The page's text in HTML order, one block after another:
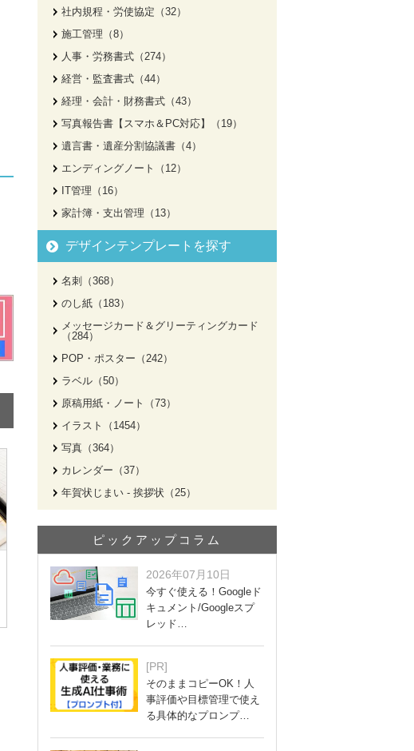
社内規程・労使協定（32）
施工管理（8）
人事・労務書式（274）
経営・監査書式（44）
経理・会計・財務書式（43）
写真報告書【スマホ＆PC対応】（19）
遺言書・遺産分割協議書（4）
エンディングノート（12）
IT管理（16）
家計簿・支出管理（13）
デザインテンプレートを探す
名刺（368）
のし紙（183）
メッセージカード＆グリーティングカード
（284）
POP・ポスター（242）
ラベル（50）
原稿用紙・ノート（73）
イラスト（1454）
写真（364）
カレンダー（37）
年賀状じまい - 挨拶状（25）
ピックアップコラム
2026年07月10日
今すぐ使える！Googleド
キュメント/Googleスプ
レッド…
[PR]
そのままコピーOK！人
事評価や目標管理で使え
る具体的なプロンプ…